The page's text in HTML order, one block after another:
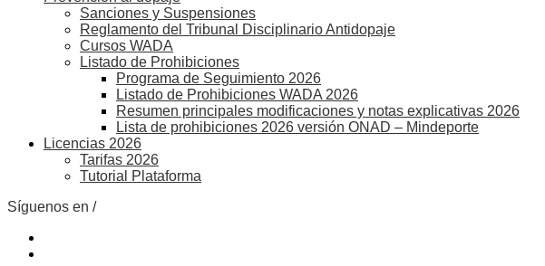
Sanciones y Suspensiones
Reglamento del Tribunal Disciplinario Antidopaje
Cursos WADA
Listado de Prohibiciones
Programa de Seguimiento 2026
Listado de Prohibiciones WADA 2026
Resumen principales modificaciones y notas explicativas 2026
Lista de prohibiciones 2026 versión ONAD – Mindeporte
Licencias 2026
Tarifas 2026
Tutorial Plataforma
Síguenos en /